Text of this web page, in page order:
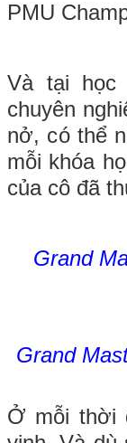
PMU
Và tại học
chuyên
nở, có thể
mỗi khóa
của cô đã
Grand
Grand
Ở mỗi thời